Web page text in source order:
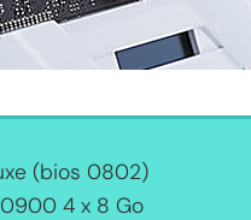
(bios 0802)
4 x 8 Go